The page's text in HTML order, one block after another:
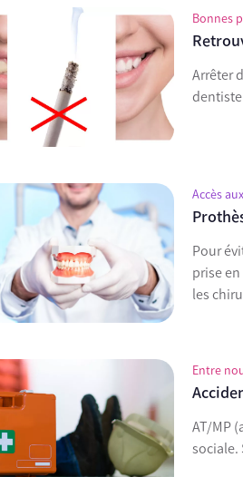
Bonnes
Arrêter
Accès
Pour
prise
les
Entre
AT/MP
sociale.